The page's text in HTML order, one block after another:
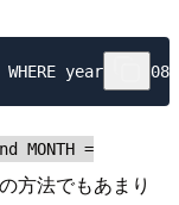
MONTH =
方法でもあまり